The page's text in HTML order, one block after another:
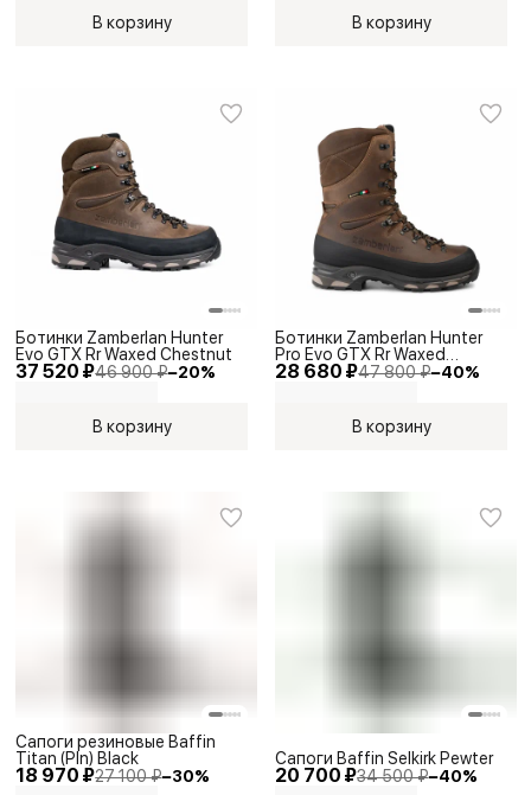
В корзину В корзину
37 520 ₽46 900 ₽−20%
Ботинки Zamberlan Hunter
Evo GTX Rr Waxed Chestnut
В корзину
28 680 ₽47 800 ₽−40%
Ботинки Zamberlan Hunter
Pro Evo GTX Rr Waxed
Chestnut
В корзину
18 970 ₽27 100 ₽−30%
Сапоги резиновые Baffin
Titan (Pln) Black
20 700 ₽34 500 ₽−40%
Сапоги Baffin Selkirk Pewter